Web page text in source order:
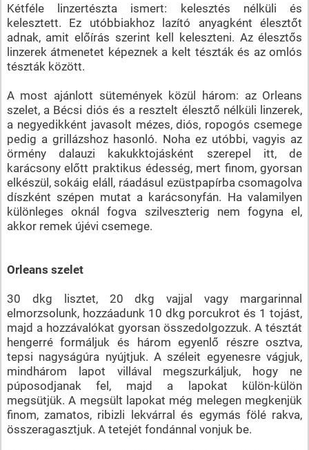
Kétféle linzertészta ismert: kelesztés nélküli és
kelesztett. Ez utóbbiakhoz lazító anyagként élesztőt
adnak, amit előírás szerint kell keleszteni. Az élesztős
linzerek átmenetet képeznek a kelt tészták és az omlós
tészták között.
A most ajánlott sütemények közül három: az Orleans
szelet, a Bécsi diós és a resztelt élesztő nélküli linzerek,
a negyedikként javasolt mézes, diós, ropogós csemege
pedig a grillázshoz hasonló. Noha ez utóbbi, vagyis az
örmény dalauzi kakukktojásként szerepel itt, de
karácsony előtt praktikus édesség, mert finom, gyorsan
elkészül, sokáig eláll, ráadásul ezüstpapírba csomagolva
díszként szépen mutat a karácsonyfán. Ha valamilyen
különleges oknál fogva szilveszterig nem fogyna el,
akkor remek újévi csemege.
Orleans szelet
30 dkg lisztet, 20 dkg vajjal vagy margarinnal
elmorzsolunk, hozzáadunk 10 dkg porcukrot és 1 tojást,
majd a hozzávalókat gyorsan összedolgozzuk. A tésztát
hengerré formáljuk és három egyenlő részre osztva,
tepsi nagyságúra nyújtjuk. A széleit egyenesre vágjuk,
mindhárom lapot villával megszurkáljuk, hogy ne
púposodjanak fel, majd a lapokat külön-külön
megsütjük. A megsült lapokat még melegen megkenjük
finom, zamatos, ribizli lekvárral és egymás fölé rakva,
összeragasztjuk. A tetejét fondánnal vonjuk be.